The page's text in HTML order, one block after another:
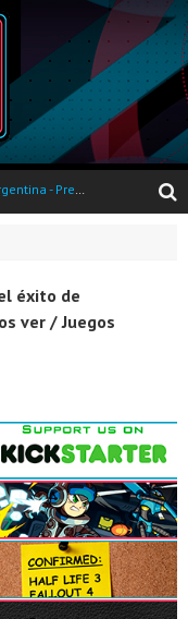
Opinión sobre The Last of Us y Left Behind
Pausa VG - S04E06 - Nintendo Switch - FIFA/PES - DS III Ashes of Ariandel - Red Dead Redemption 2
Evento de Nvidia en Argentina - Presentación GeForce GTX 1050 y GTX 1050Ti
éxito de
ver / Juegos